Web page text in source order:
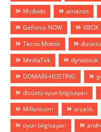
Mcdodo
amazon
GeForce NOW
XBOX
Tecno Mobile
MediaTek
dynabook
DOMAİN-HOSTİNG
dizüstü oyun bilgisayarı
Millenicom
arçelik
oyun bilgisayarı